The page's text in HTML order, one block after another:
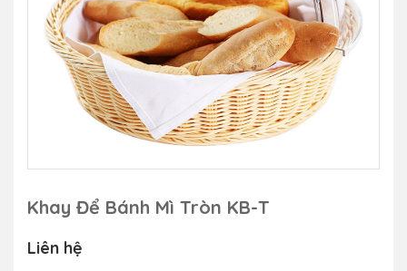
Khay Để Bánh Mì Tròn KB-T
Liên hệ